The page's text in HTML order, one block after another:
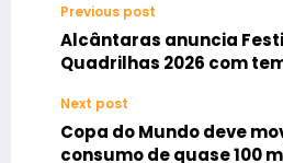
Previous post
Alcântaras anuncia
Quadrilhas 2026 com
Next post
Copa do Mundo deve
consumo de quase 100